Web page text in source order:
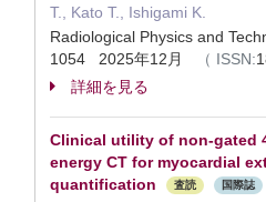
T., Kato T., Ishigami K.
Radiological Physics and
1054 2025年12月
（ ISSN:
詳細を見る
Clinical utility of non-gated
energy CT for myocardial
quantification
査読 国際誌